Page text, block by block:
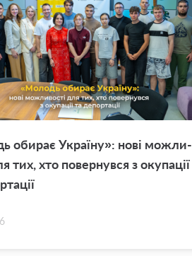
оби­рає Укра­ї­ну»: нові мо­жли­
тих, хто по­вер­нув­ся з оку­па­ції